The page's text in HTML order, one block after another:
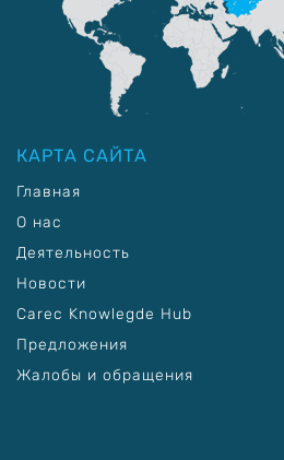
КАРТА САЙТА
Главная
О нас
Деятельность
Новости
Carec Knowlegde Hub
Предложения
Жалобы и обращения